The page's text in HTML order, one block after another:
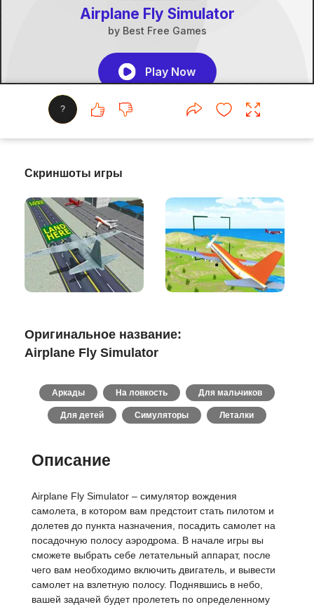
?
Скриншоты игры
Оригинальное название:
Airplane Fly Simulator
Аркады На ловкость Для мальчиков
Для детей Симуляторы Леталки
Описание
Airplane Fly Simulator – симулятор вождения
самолета, в котором вам предстоит стать пилотом и
долетев до пункта назначения, посадить самолет на
посадочную полосу аэродрома. В начале игры вы
сможете выбрать себе летательный аппарат, после
чего вам необходимо включить двигатель, и вывести
самолет на взлетную полосу. Поднявшись в небо,
вашей задачей будет пролететь по определенному